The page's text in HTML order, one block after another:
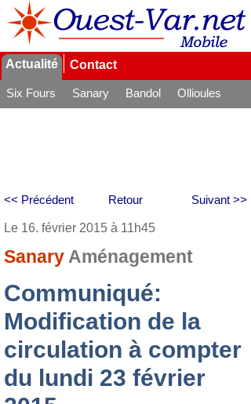
Actualité Contact
Six Fours Sanary Bandol
Ollioules
Retour
<< Précédent Suivant >>
Le 16. février 2015 à 11h45
Sanary Aménagement
Communiqué:
Modification de la
circulation à compter
du lundi 23 février